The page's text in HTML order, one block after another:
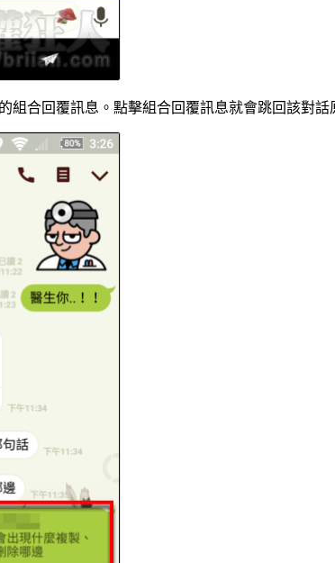
合回覆訊息。點擊組合回覆訊息就會跳回該對話